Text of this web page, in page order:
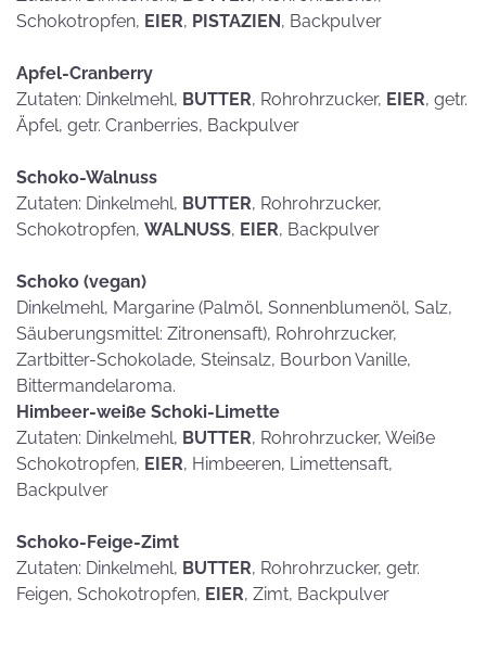
Schokotropfen, EIER, PISTAZIEN, Backpulver
Apfel-Cranberry
Zutaten: Dinkelmehl, BUTTER, Rohrohrzucker, EIER, getr.
Äpfel, getr. Cranberries, Backpulver
Schoko-Walnuss
Zutaten: Dinkelmehl, BUTTER, Rohrohrzucker,
Schokotropfen, WALNUSS, EIER, Backpulver
Schoko (vegan)
Dinkelmehl, Margarine (Palmöl, Sonnenblumenöl, Salz,
Säuberungsmittel: Zitronensaft), Rohrohrzucker,
Zartbitter-Schokolade, Steinsalz, Bourbon Vanille,
Bittermandelaroma.
Himbeer-weiße Schoki-Limette
Zutaten: Dinkelmehl, BUTTER, Rohrohrzucker, Weiße
Schokotropfen, EIER, Himbeeren, Limettensaft,
Backpulver
Schoko-Feige-Zimt
Zutaten: Dinkelmehl, BUTTER, Rohrohrzucker, getr.
Feigen, Schokotropfen, EIER, Zimt, Backpulver